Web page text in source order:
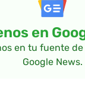
en
en tu fuente
Google News.